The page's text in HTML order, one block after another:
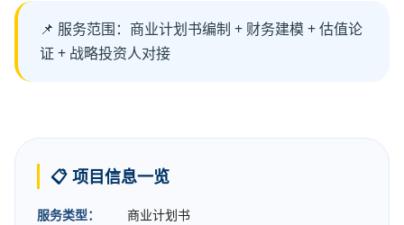
📌 服务范围：商业计划书编制 + 财务建模 + 估值论
证 + 战略投资人对接
📋 项目信息一览
服务类型： 商业计划书